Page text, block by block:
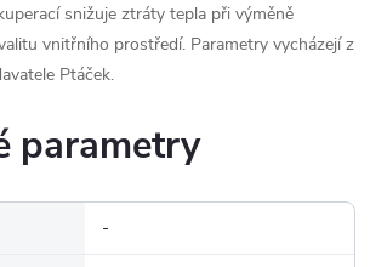
snižuje ztráty tepla při výměně
vnitřního prostředí. Parametry vycházejí z
Ptáček.
parametry
-